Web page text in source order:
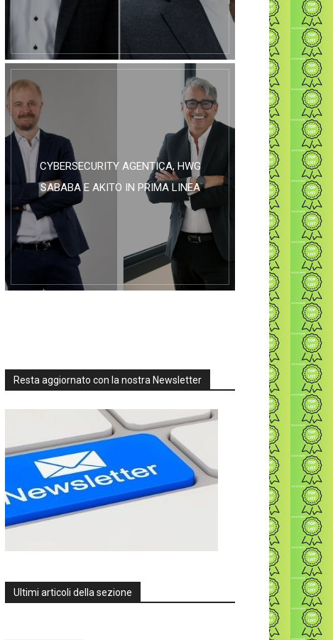
CYBERSECURITY AGENTICA, HWG
SABABA E AKITO IN PRIMA LINEA
Resta aggiornato con la nostra Newsletter
Ultimi articoli della sezione